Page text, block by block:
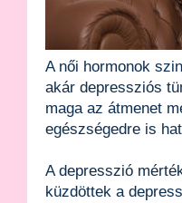
A női hormonok
akár depressziós
maga az átmenet
egészségedre is
A depresszió
küzdöttek a